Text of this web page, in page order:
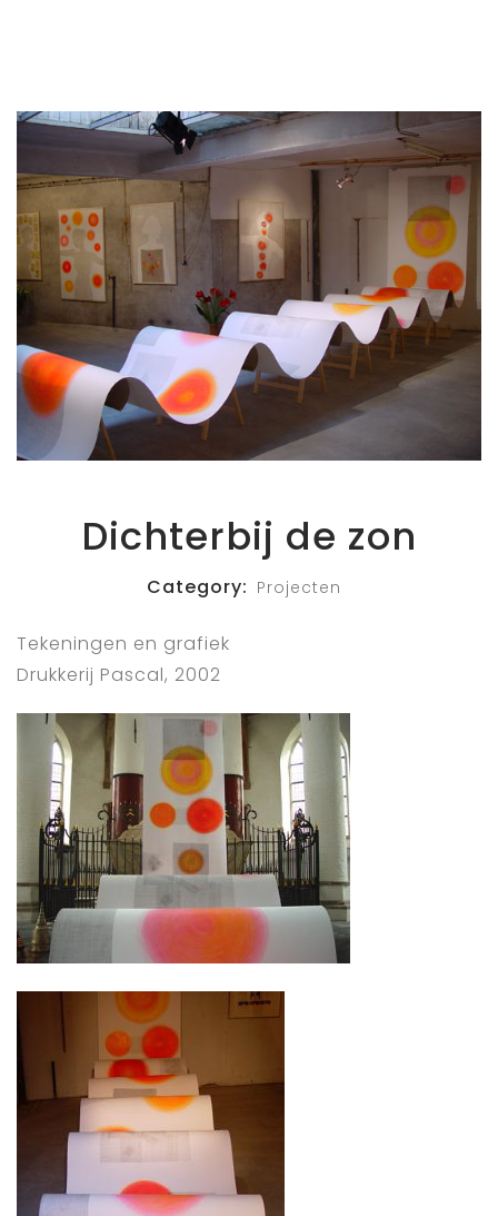
Dichterbij de zon
Category: Projecten
Tekeningen en grafiek
Drukkerij Pascal, 2002